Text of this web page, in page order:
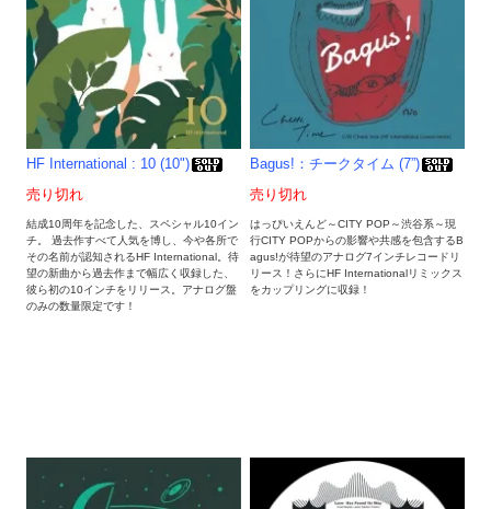
HF International : 10 (10")
売り切れ
結成10周年を記念した、スペシャル10イン
チ。 過去作すべて人気を博し、今や各所で
その名前が認知されるHF International。待
望の新曲から過去作まで幅広く収録した、
彼ら初の10インチをリリース。アナログ盤
のみの数量限定です！
Bagus!：チークタイム (7”)
売り切れ
はっぴいえんど～CITY POP～渋谷系～現
行CITY POPからの影響や共感を包含するB
agus!が待望のアナログ7インチレコードリ
リース！さらにHF Internationalリミックス
をカップリングに収録！